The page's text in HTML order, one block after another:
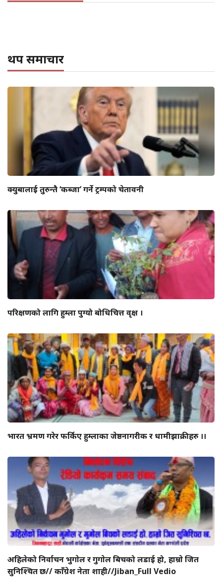
थप समाचार
क्युबालाई तुरुन्तै ‘कब्जा’ गर्ने ट्रम्पको चेतावनी
परिक्षणको लागि हुम्ला पुग्यो बोधिचित्त वृक्ष ।
भारत भ्रमण गरेर फर्किए हुम्लाका जेष्ठनागरीक र धामीझाक्रीहरु ।।
अहिलेको निर्वाचन भुगाेल र गुगाेल बिचको लडाई हो, हाम्राे जित
सुनिश्चित छ// काँग्रेश नेता शाही//Jiban_Full Vedio